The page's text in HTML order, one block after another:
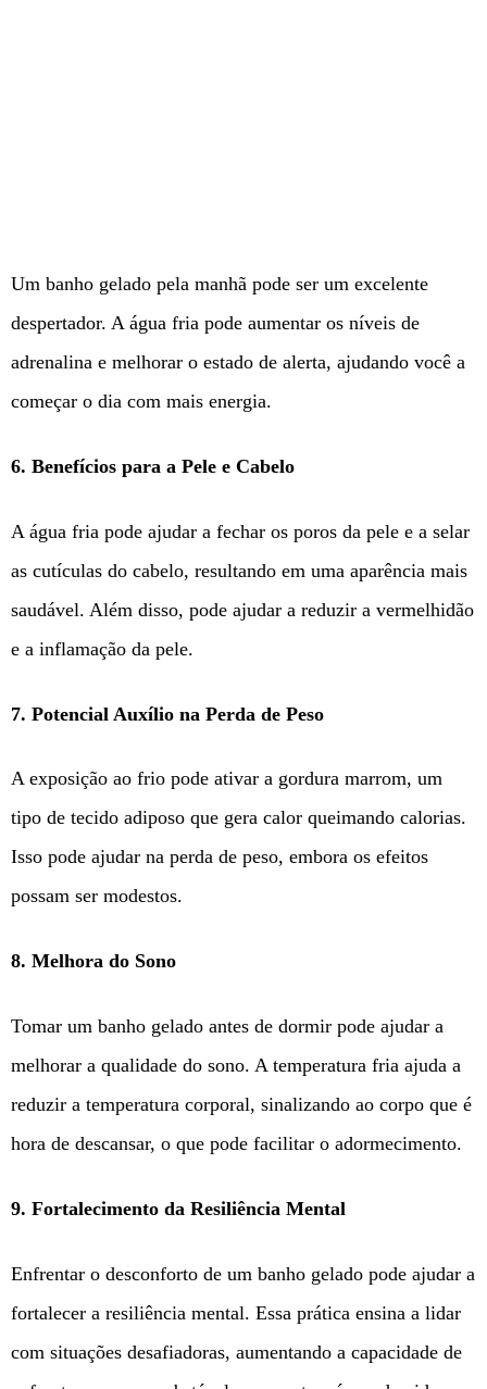
Um banho gelado pela manhã pode ser um excelente
despertador. A água fria pode aumentar os níveis de
adrenalina e melhorar o estado de alerta, ajudando você a
começar o dia com mais energia.
6. Benefícios para a Pele e Cabelo
A água fria pode ajudar a fechar os poros da pele e a selar
as cutículas do cabelo, resultando em uma aparência mais
saudável. Além disso, pode ajudar a reduzir a vermelhidão
e a inflamação da pele.
7. Potencial Auxílio na Perda de Peso
A exposição ao frio pode ativar a gordura marrom, um
tipo de tecido adiposo que gera calor queimando calorias.
Isso pode ajudar na perda de peso, embora os efeitos
possam ser modestos.
8. Melhora do Sono
Tomar um banho gelado antes de dormir pode ajudar a
melhorar a qualidade do sono. A temperatura fria ajuda a
reduzir a temperatura corporal, sinalizando ao corpo que é
hora de descansar, o que pode facilitar o adormecimento.
9. Fortalecimento da Resiliência Mental
Enfrentar o desconforto de um banho gelado pode ajudar a
fortalecer a resiliência mental. Essa prática ensina a lidar
com situações desafiadoras, aumentando a capacidade de